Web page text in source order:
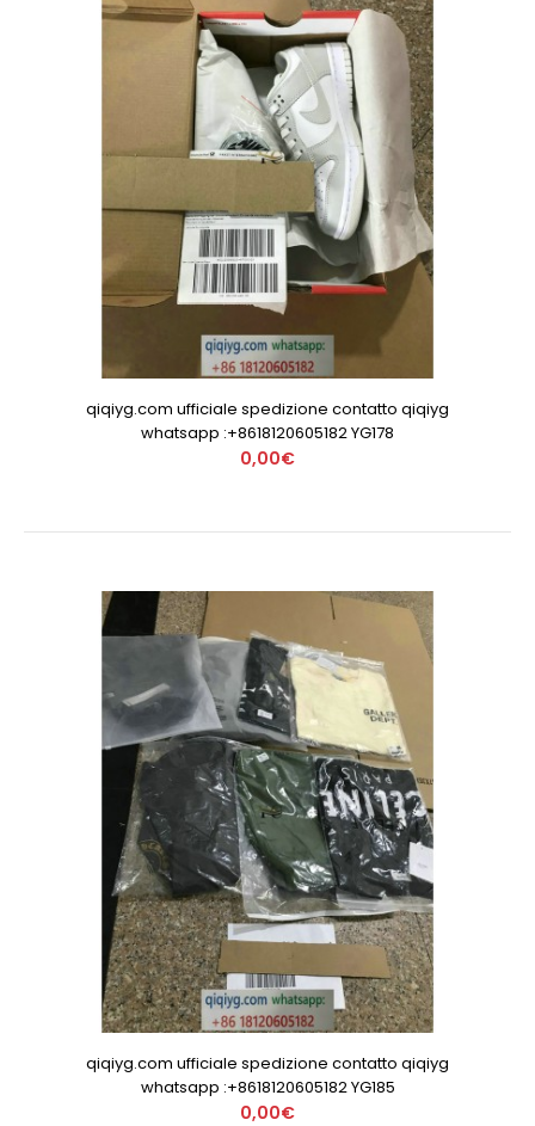
qiqiyg.com ufficiale spedizione contatto qiqiyg
whatsapp :+8618120605182 YG178
0,00€
qiqiyg.com ufficiale spedizione contatto qiqiyg
whatsapp :+8618120605182 YG185
0,00€